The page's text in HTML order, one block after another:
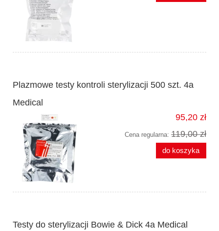
Plazmowe testy kontroli sterylizacji 500 szt. 4a
Medical
95,20 zł
Cena regularna: 119,00 zł
do koszyka
Testy do sterylizacji Bowie & Dick 4a Medical